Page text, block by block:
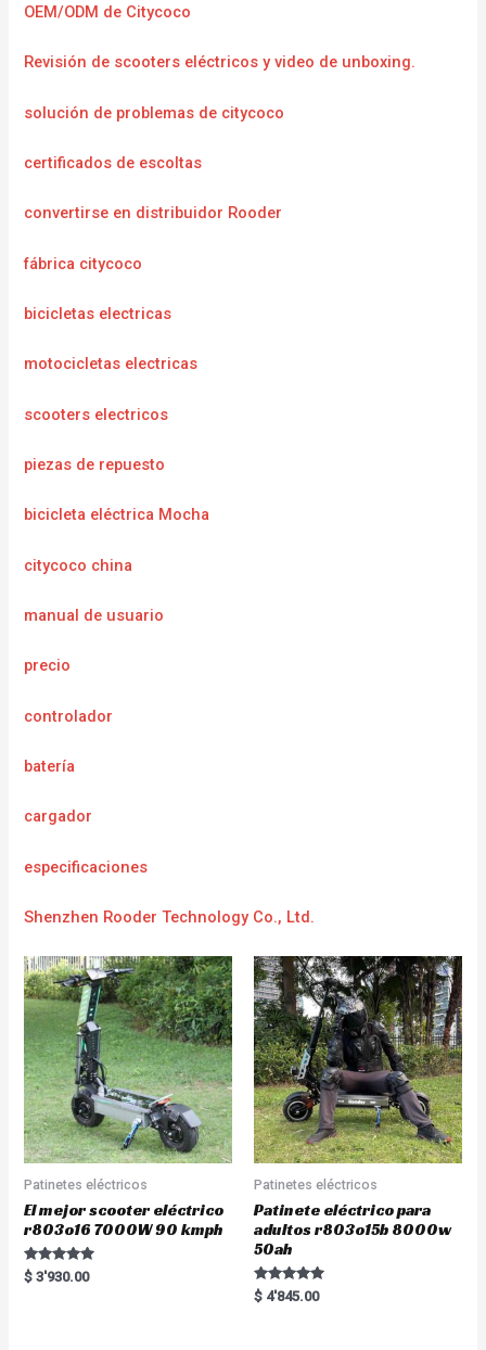
OEM/ODM de Citycoco
Revisión de scooters eléctricos y video de unboxing.
solución de problemas de citycoco
certificados de escoltas
convertirse en distribuidor Rooder
fábrica citycoco
bicicletas electricas
motocicletas electricas
scooters electricos
piezas de repuesto
bicicleta eléctrica Mocha
citycoco china
manual de usuario
precio
controlador
batería
cargador
especificaciones
Shenzhen Rooder Technology Co., Ltd.
Patinetes eléctricos
El mejor scooter eléctrico
r803o16 7000W 90 kmph
Rated
5.00
$ 3'930.00
Patinetes eléctricos
Patinete eléctrico para
adultos r803o15b 8000w
50ah
Rated
5.00
$ 4'845.00